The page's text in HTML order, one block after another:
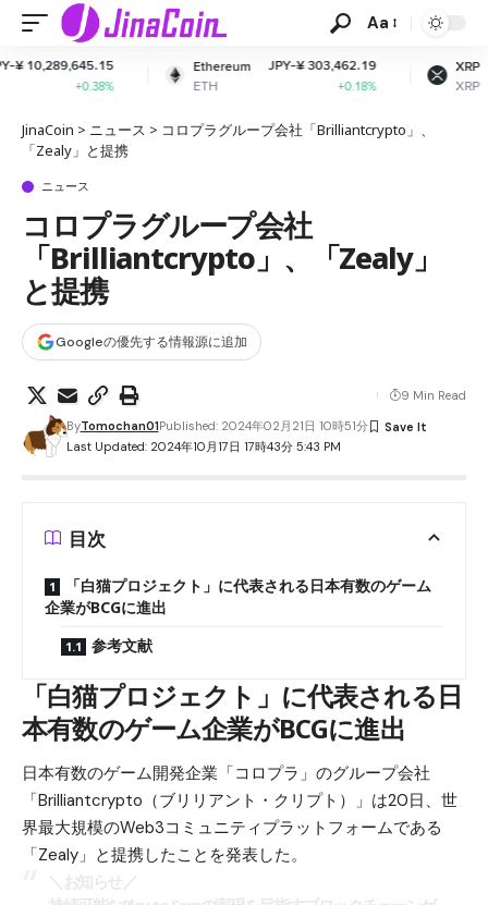
Aa
Ethereum
ETH
JPY-¥ 303,462.19
XRP
XRP
JPY-¥ 163.39
-0.46%
JinaCoin > ニュース > コロプラグループ会社「Brilliantcrypto」、
「Zealy」と提携
ニュース
コロプラグループ会社
「Brilliantcrypto」、「Zealy」
と提携
Googleの優先する情報源に追加
Last Updated: 2024年10月17日 17時43分 5:43 PM
ByTomochan01Published: 2024年02月21日 10時51分
9 Min Read
目次
「白猫プロジェクト」に代表される日本有数のゲーム
企業がBCGに進出
参考文献
「白猫プロジェクト」に代表される日
本有数のゲーム企業がBCGに進出
日本有数のゲーム開発企業「コロプラ」のグループ会社
「Brilliantcrypto（ブリリアント・クリプト）」は20日、世
界最大規模のWeb3コミュニティプラットフォームである
「Zealy」と提携したことを発表した。